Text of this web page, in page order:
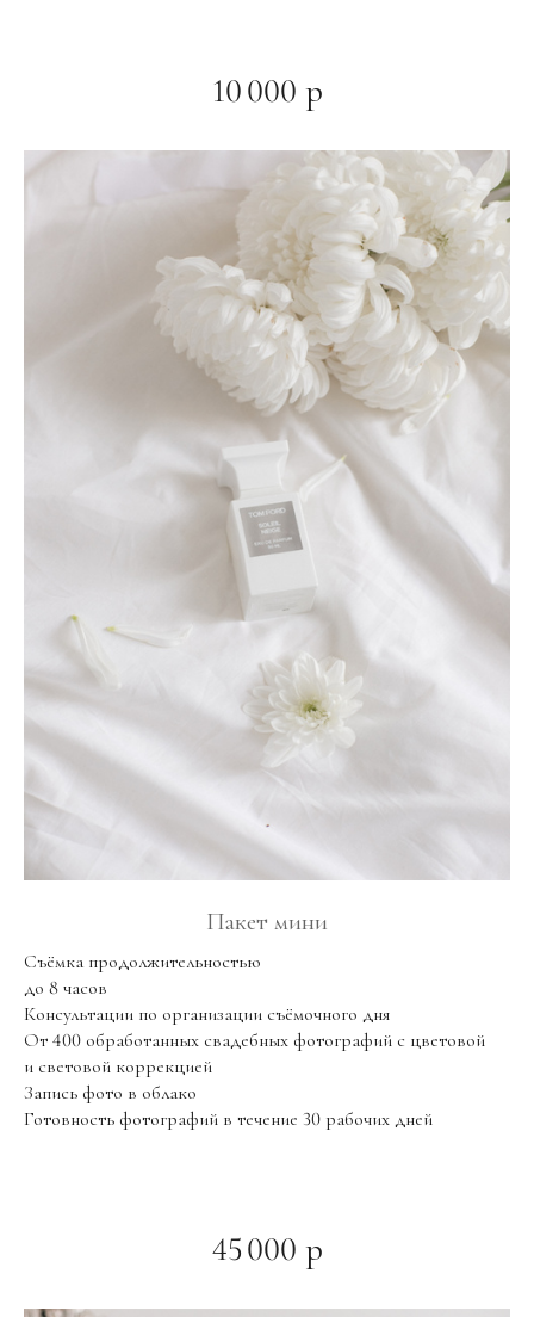
10 000 р
Пакет мини
Съёмка продолжительностью
до 8 часов
Консультации по организации съёмочного дня
От 400 обработанных свадебных фотографий с цветовой
и световой коррекцией
Запись фото в облако
Готовность фотографий в течение 30 рабочих дней
45 000 р